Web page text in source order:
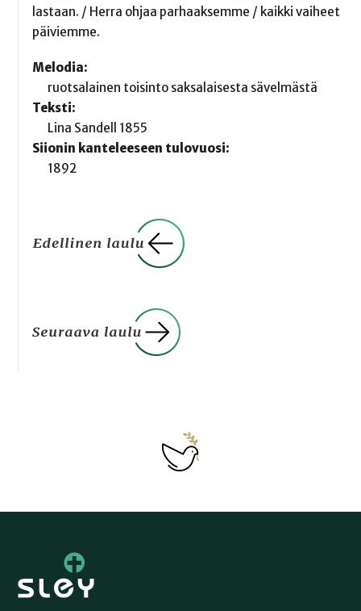
lastaan. / Herra ohjaa parhaaksemme / kaikki vaiheet
päiviemme.
Melodia:
ruotsalainen toisinto saksalaisesta sävelmästä
Teksti:
Lina Sandell 1855
Siionin kanteleeseen tulovuosi:
1892